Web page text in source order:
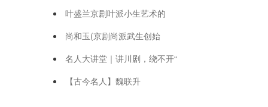
叶盛兰京剧叶派小生艺术的
尚和玉(京剧尚派武生创始
名人大讲堂｜讲川剧，绕不开“
【古今名人】魏联升